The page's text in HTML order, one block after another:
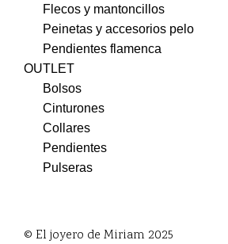
Flecos y mantoncillos
Peinetas y accesorios pelo
Pendientes flamenca
OUTLET
Bolsos
Cinturones
Collares
Pendientes
Pulseras
© El joyero de Miriam 2025